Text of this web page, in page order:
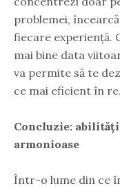
problemei,
fiecare experiență.
mai bine data
va permite să te
ce mai eficient în
Concluzie:
armonioase
Într-o lume din ce